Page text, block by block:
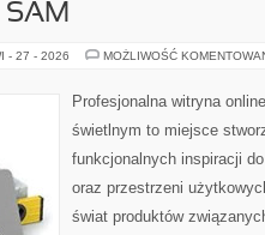
SAM
- 27 - 2026 MOŻLIWOŚĆ
Profesjonalna witryna
świetlnym to miejsce
funkcjonalnych inspiracji
oraz przestrzeni
świat produktów